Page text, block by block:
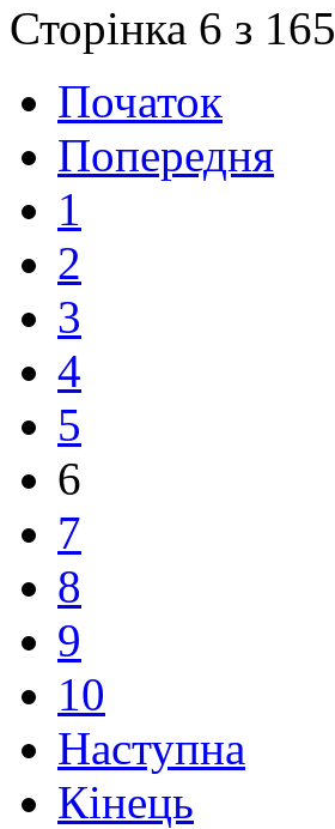
Сторінка 6 з 165
Початок
Попередня
1
2
3
4
5
6
7
8
9
10
Наступна
Кінець